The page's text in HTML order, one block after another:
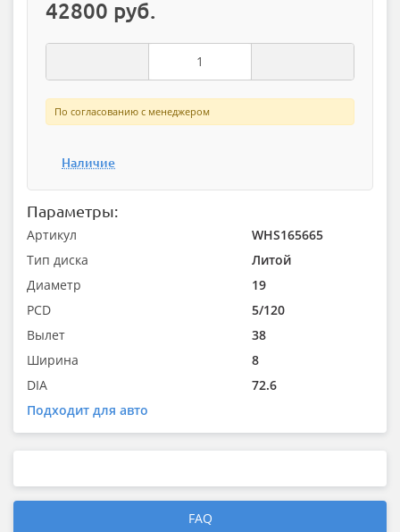
42800 руб.
По согласованию с менеджером
Наличие
Параметры:
Артикул
WHS165665
Тип диска
Литой
Диаметр
19
PCD
5/120
Вылет
38
Ширина
8
DIA
72.6
Подходит для авто
FAQ